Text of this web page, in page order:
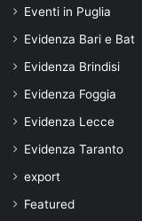
Eventi in Puglia
Evidenza Bari e Bat
Evidenza Brindisi
Evidenza Foggia
Evidenza Lecce
Evidenza Taranto
export
Featured